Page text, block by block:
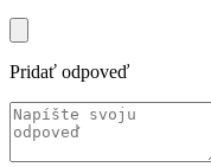
Pridať odpoveď